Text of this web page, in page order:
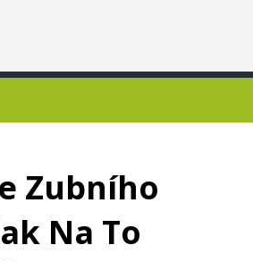
Zubního
Na To